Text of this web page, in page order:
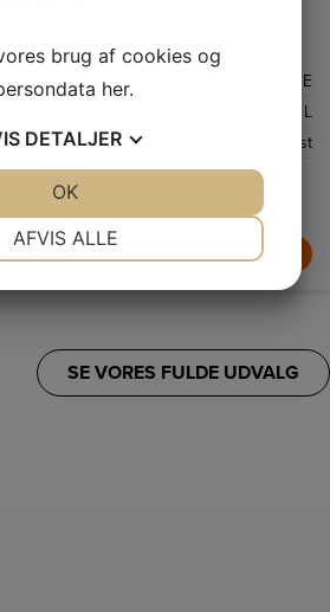
liter giver masser af plads til frossen
sikrer, at du aldrig behøver at bekymre
E
54 L
NoFrost
SE VORES FULDE UDVALG
brug af cookies og
her.
DETALJER
AFVIS ALLE
OK